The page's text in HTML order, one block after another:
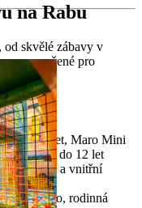
na Rabu
skvělé zábavy v
navržené pro
do 3 let, Maro Mini
děti od 7 do 12 let
venkovní a vnitřní
– kino, rodinná